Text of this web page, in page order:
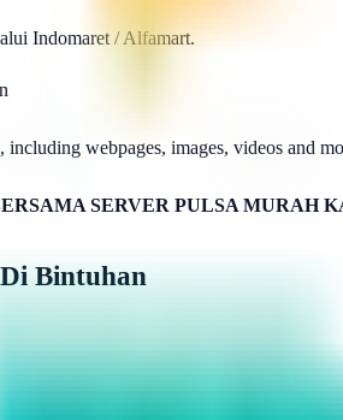
Indomaret / Alfamart.
including webpages, images, videos and
SERVER PULSA MURAH
Bintuhan